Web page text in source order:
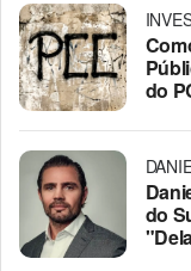
do
do